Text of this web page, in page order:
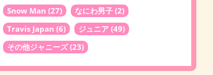
Snow Man (27) なにわ男子 (2)
Travis Japan (6) ジュニア (49)
その他ジャニーズ(23)